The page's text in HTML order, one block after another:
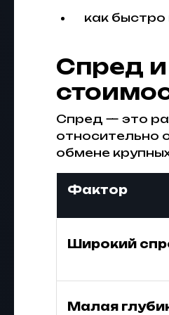
как
Спред и
Спред — это
относительно
обмене
Фактор
Широкий
Малая